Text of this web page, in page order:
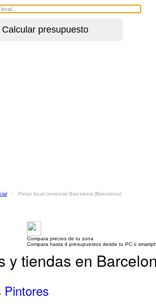
Pintar local comercial Barcelona (Barcelona)
Compara precios de tu zona
Compara hasta 4 presupuestos desde tu PC o
y tiendas en
Pintores